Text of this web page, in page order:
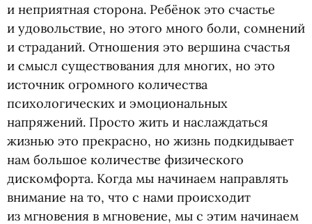
и неприятная сторона. Ребёнок это счастье
и удовольствие, но этого много боли, сомнений
и страданий. Отношения это вершина счастья
и смысл существования для многих, но это
источник огромного количества
психологических и эмоциональных
напряжений. Просто жить и наслаждаться
жизнью это прекрасно, но жизнь подкидывает
нам большое количестве физического
дискомфорта. Когда мы начинаем направлять
внимание на то, что с нами происходит
из мгновения в мгновение, мы с этим начинаем